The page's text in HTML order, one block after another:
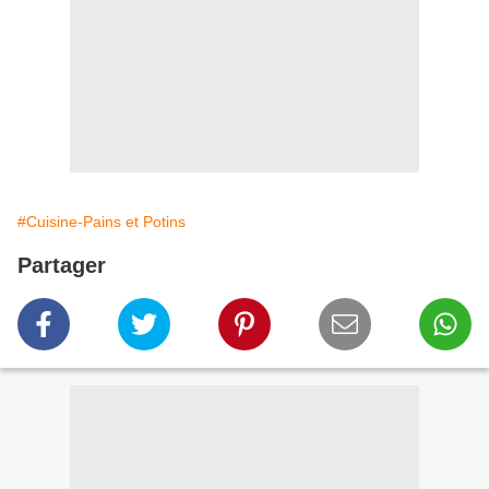
#Cuisine-Pains et Potins
Partager